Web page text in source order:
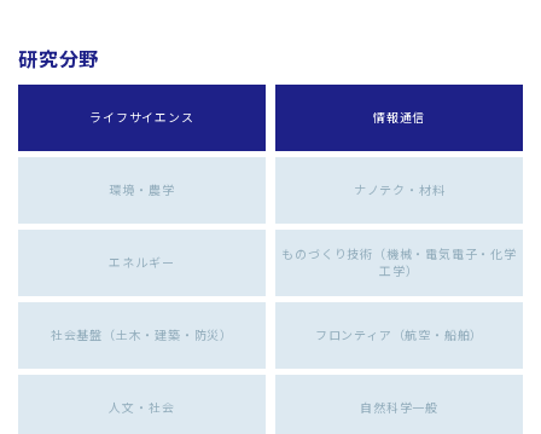
研究分野
ライフサイエンス 情報通信
環境・農学 ナノテク・材料
エネルギー
ものづくり技術（機械・電気電子・化学
工学）
社会基盤（土木・建築・防災） フロンティア（航空・船舶）
人文・社会 自然科学一般